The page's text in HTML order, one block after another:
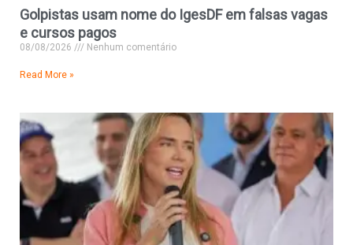
Golpistas usam nome do IgesDF em falsas vagas
e cursos pagos
08/08/2026 Nenhum comentário
Read More »